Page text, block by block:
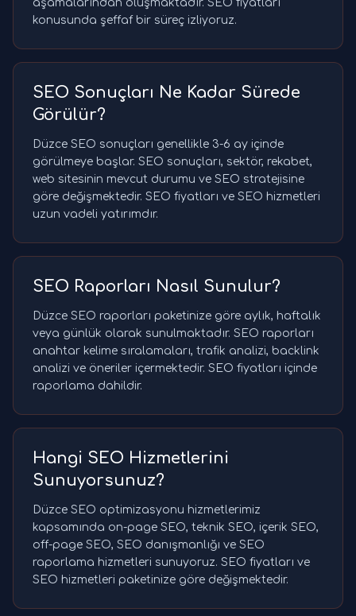
aşamalarından oluşmaktadır. SEO fiyatları
konusunda şeffaf bir süreç izliyoruz.
SEO Sonuçları Ne Kadar Sürede
Görülür?
Düzce SEO sonuçları genellikle 3-6 ay içinde
görülmeye başlar. SEO sonuçları, sektör, rekabet,
web sitesinin mevcut durumu ve SEO stratejisine
göre değişmektedir. SEO fiyatları ve SEO hizmetleri
uzun vadeli yatırımdır.
SEO Raporları Nasıl Sunulur?
Düzce SEO raporları paketinize göre aylık, haftalık
veya günlük olarak sunulmaktadır. SEO raporları
anahtar kelime sıralamaları, trafik analizi, backlink
analizi ve öneriler içermektedir. SEO fiyatları içinde
raporlama dahildir.
Hangi SEO Hizmetlerini
Sunuyorsunuz?
Düzce SEO optimizasyonu hizmetlerimiz
kapsamında on-page SEO, teknik SEO, içerik SEO,
off-page SEO, SEO danışmanlığı ve SEO
raporlama hizmetleri sunuyoruz. SEO fiyatları ve
SEO hizmetleri paketinize göre değişmektedir.